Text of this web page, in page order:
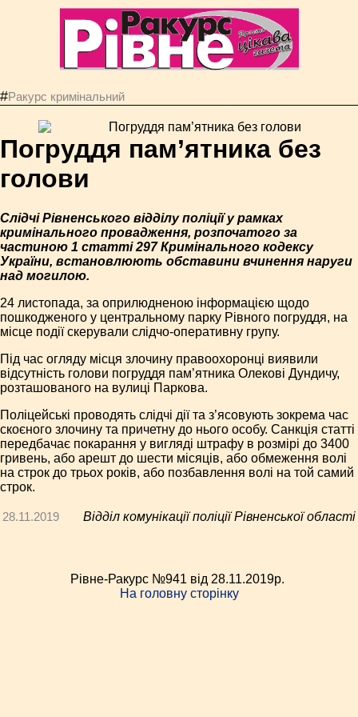
#Ракурс кримінальний
Погруддя пам’ятника без
голови
Слідчі Рівненського відділу поліції у рамках
кримінального провадження, розпочатого за
частиною 1 статті 297 Кримінального кодексу
України, встановлюють обставини вчинення наруги
над могилою.
24 листопада, за оприлюдненою інформацією щодо
пошкодженого у центральному парку Рівного погруддя, на
місце події скерували слідчо-оперативну групу.
Під час огляду місця злочину правоохоронці виявили
відсутність голови погруддя пам’ятника Олекові Дундичу,
розташованого на вулиці Паркова.
Поліцейські проводять слідчі дії та з’ясовують зокрема час
скоєного злочину та причетну до нього особу. Санкція статті
передбачає покарання у вигляді штрафу в розмірі до 3400
гривень, або арешт до шести місяців, або обмеження волі
на строк до трьох років, або позбавлення волі на той самий
строк.
28.11.2019 Відділ комунікації поліції Рівненської області
Рівне-Ракурс №941 від 28.11.2019p.
На головну сторінку